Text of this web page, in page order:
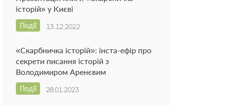
історій» у Києві
13.12.2022
Події
«Скарбничка історій»: інста-ефір про
секрети писання історій з
Володимиром Аренєвим
28.01.2023
Події